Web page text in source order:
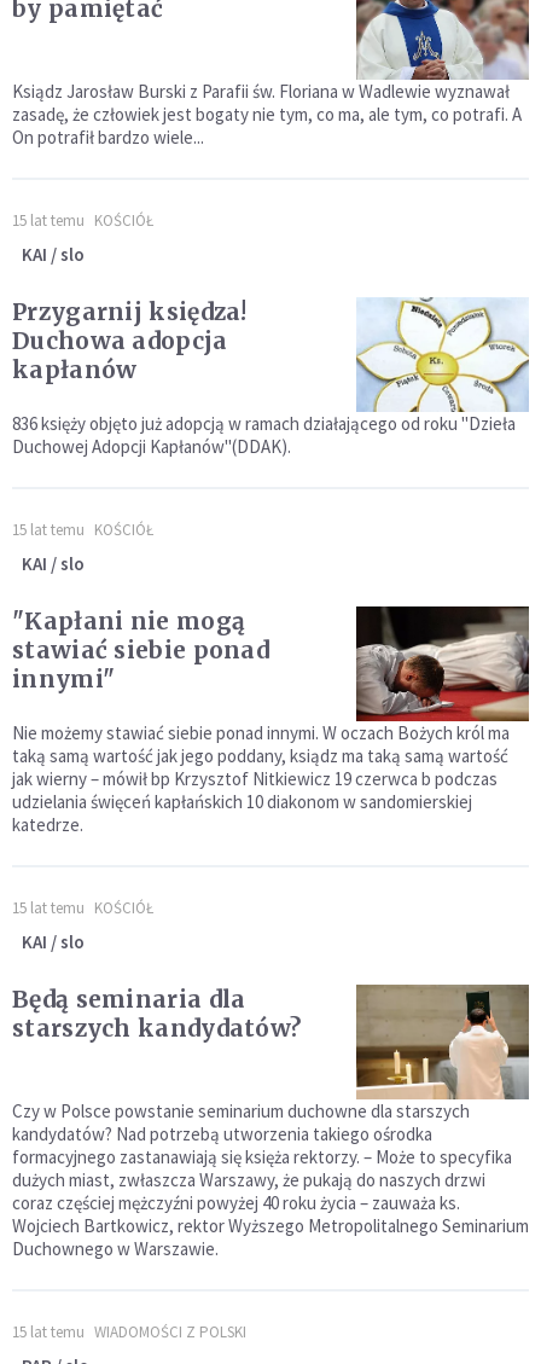
by pamiętać
Ksiądz Jarosław Burski z Parafii św. Floriana w Wadlewie wyznawał
zasadę, że człowiek jest bogaty nie tym, co ma, ale tym, co potrafi. A
On potrafił bardzo wiele...
15 lat temu KOŚCIÓŁ
KAI / slo
Przygarnij księdza!
Duchowa adopcja
kapłanów
836 księży objęto już adopcją w ramach działającego od roku "Dzieła
Duchowej Adopcji Kapłanów"(DDAK).
15 lat temu KOŚCIÓŁ
KAI / slo
"Kapłani nie mogą
stawiać siebie ponad
innymi"
Nie możemy stawiać siebie ponad innymi. W oczach Bożych król ma
taką samą wartość jak jego poddany, ksiądz ma taką samą wartość
jak wierny – mówił bp Krzysztof Nitkiewicz 19 czerwca b podczas
udzielania święceń kapłańskich 10 diakonom w sandomierskiej
katedrze.
15 lat temu KOŚCIÓŁ
KAI / slo
Będą seminaria dla
starszych kandydatów?
Czy w Polsce powstanie seminarium duchowne dla starszych
kandydatów? Nad potrzebą utworzenia takiego ośrodka
formacyjnego zastanawiają się księża rektorzy. – Może to specyfika
dużych miast, zwłaszcza Warszawy, że pukają do naszych drzwi
coraz częściej mężczyźni powyżej 40 roku życia – zauważa ks.
Wojciech Bartkowicz, rektor Wyższego Metropolitalnego Seminarium
Duchownego w Warszawie.
15 lat temu WIADOMOŚCI Z POLSKI